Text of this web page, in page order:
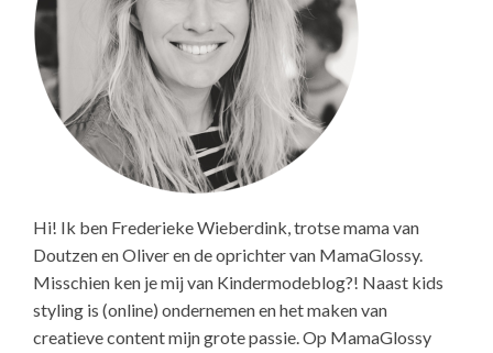
Hi! Ik ben Frederieke Wieberdink, trotse mama van
Doutzen en Oliver en de oprichter van MamaGlossy.
Misschien ken je mij van Kindermodeblog?! Naast kids
styling is (online) ondernemen en het maken van
creatieve content mijn grote passie. Op MamaGlossy